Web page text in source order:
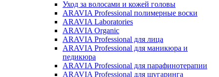
Уход за волосами и кожей головы
ARAVIA Professional полимерные воски
ARAVIA Laboratories
ARAVIA Organic
ARAVIA Professional для лица
ARAVIA Professional для маникюра и
педикюра
ARAVIA Professional для парафинотерапии
ARAVIA Professional для шугаринга